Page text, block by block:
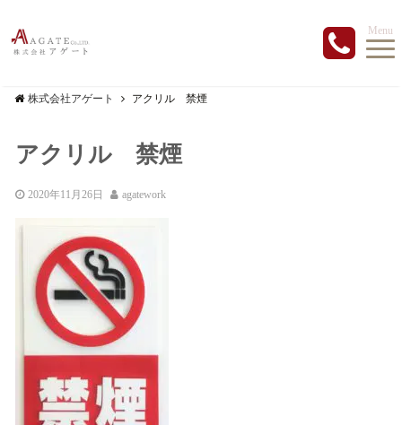
Menu
株式会社アゲート アクリル 禁煙
アクリル 禁煙
2020年11月26日 agatework